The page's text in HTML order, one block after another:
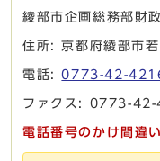
綾部市企画総務部財
住所: 京都府綾部市
電話:0773-42-
ファクス: 0773-
電話番号のかけ間違